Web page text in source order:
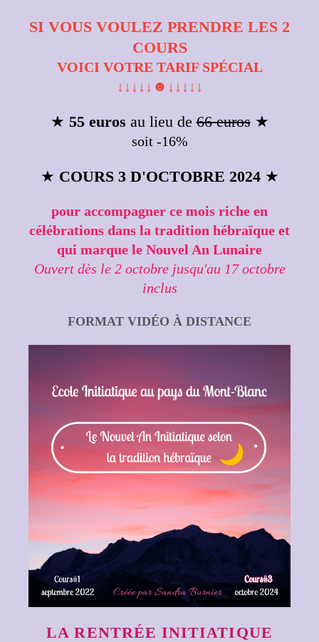
SI VOUS VOULEZ PRENDRE LES 2
COURS
VOICI VOTRE TARIF SPÉCIAL
↓↓↓↓↓☻↓↓↓↓↓
★ 55 euros au lieu de66 euros★
soit -16%
★ COURS 3 D'OCTOBRE 2024★
pour accompagner ce mois riche en
célébrations dans la tradition hébraïque et
qui marque le Nouvel An Lunaire
Ouvert dès le 2 octobre jusqu'au 17 octobre
inclus
FORMAT VIDÉO À DISTANCE
LA RENTRÉE INITIATIQUE